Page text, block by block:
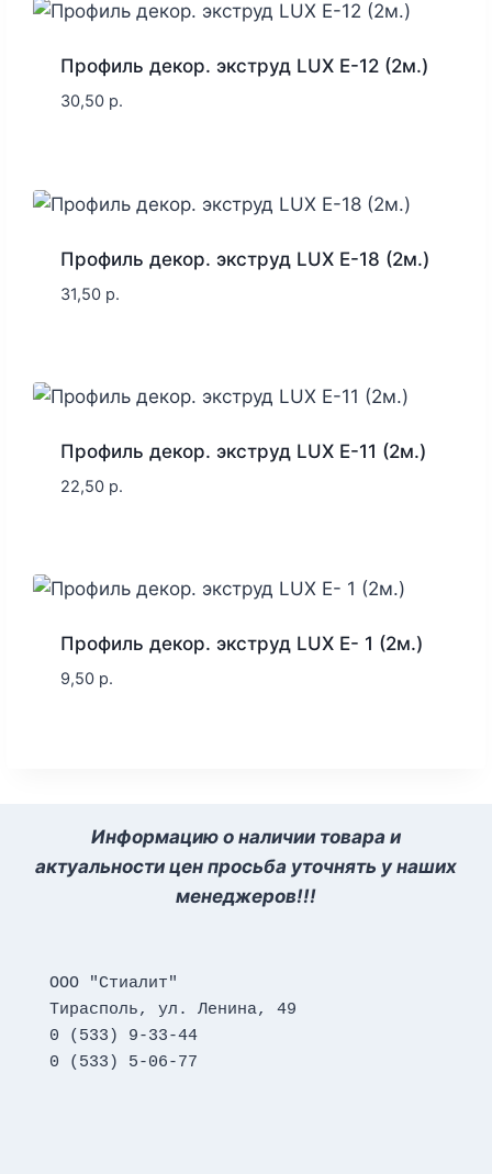
Профиль декор. экструд LUX E-12 (2м.)
30,50 р.
Профиль декор. экструд LUX E-18 (2м.)
31,50 р.
Профиль декор. экструд LUX E-11 (2м.)
22,50 р.
Профиль декор. экструд LUX E- 1 (2м.)
9,50 р.
Информацию о наличии товара и
актуальности цен просьба уточнять у наших
менеджеров!!!
ООО "Стиалит"
Тирасполь, ул. Ленина, 49
0 (533) 9-33-44
0 (533) 5-06-77